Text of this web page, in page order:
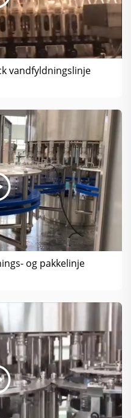
vandfyldningslinje
og pakkelinje